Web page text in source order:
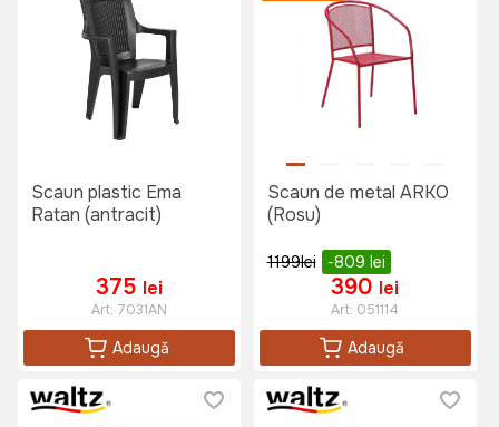
Scaun plastic Ema
Ratan (antracit)
375 lei
Art: 7031AN
Adaugă
Scaun de metal ARKO
(Rosu)
1199lei -809 lei
390 lei
Art: 051114
Adaugă